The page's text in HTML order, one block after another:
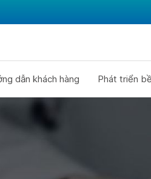
dẫn khách hàng Phát triển